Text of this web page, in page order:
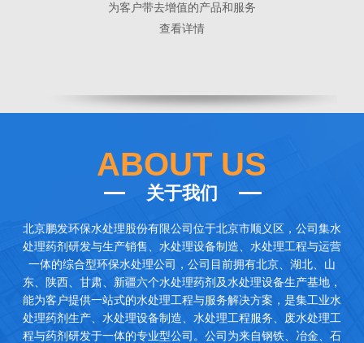
为客户带去增值的产品和服务
查看详情
ABOUT US
关于我们
北京鹏发环保水处理股份有限公司位于北京市顺义区，公司集水
处理药剂研发与生产销售、水处理设备制造、水处理工程与运营
一体的综合型环保水处理公司，公司目前拥有北京、湖北、山
东、陕西、甘肃、新疆六个水处理药剂及水处理设备生产基地，
能为客户提供一站式的水处理工程与服务解决方案，是集工业水
处理药剂生产、水处理设备制造、水处理工程服务、废水处理工
程与药剂研发于一体的专业型公司。公司为来自钢铁、冶金、石